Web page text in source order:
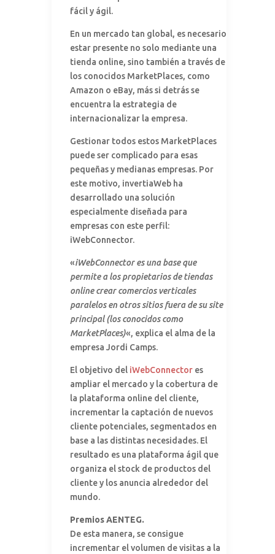
fácil y ágil.
En un mercado tan global, es necesario
estar presente no solo mediante una
tienda online, sino también a través de
los conocidos MarketPlaces, como
Amazon o eBay, más si detrás se
encuentra la estrategia de
internacionalizar la empresa.
Gestionar todos estos MarketPlaces
puede ser complicado para esas
pequeñas y medianas empresas. Por
este motivo, invertiaWeb ha
desarrollado una solución
especialmente diseñada para
empresas con este perfil:
iWebConnector.
«iWebConnector es una base que
permite a los propietarios de tiendas
online crear comercios verticales
paralelos en otros sitios fuera de su site
principal (los conocidos como
MarketPlaces)«, explica el alma de la
empresa Jordi Camps.
El objetivo del iWebConnector es
ampliar el mercado y la cobertura de
la plataforma online del cliente,
incrementar la captación de nuevos
cliente potenciales, segmentados en
base a las distintas necesidades. El
resultado es una plataforma ágil que
organiza el stock de productos del
cliente y los anuncia alrededor del
mundo.
Premios AENTEG.
De esta manera, se consigue
incrementar el volumen de visitas a la